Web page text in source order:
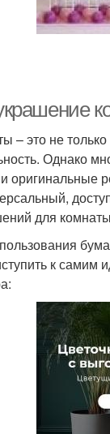
– это не
Однако
оригинальные
для
к самим